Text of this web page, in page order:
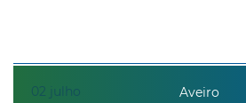
02 julho Aveiro